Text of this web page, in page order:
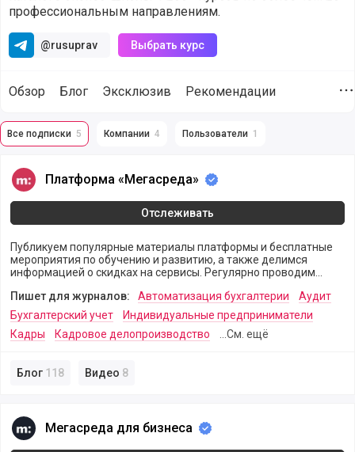
профессиональным направлениям.
@rusuprav Выбрать курс
Обзор Блог Эксклюзив Рекомендации
Все подписки 5 Компании 4 Пользователи 1
Платформа «Мегасреда»
Платформа «Мегасреда»
Отслеживать
Публикуем популярные материалы платформы и бесплатные
мероприятия по обучению и развитию, а также делимся
информацией о скидках на сервисы. Регулярно проводим
Пишет для журналов:
Автоматизация бухгалтерии
Аудит
Бухгалтерский учет
Индивидуальные предприниматели
Кадры
Кадровое делопроизводство ...См. ещё
Блог 118 Видео 8
Мегасреда для бизнеса
Мегасреда для бизнеса